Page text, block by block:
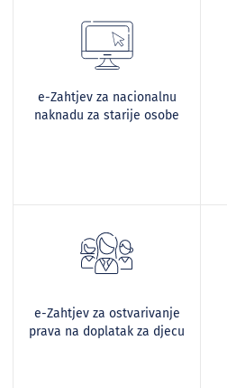
e-Zahtjev za nacionalnu
naknadu za starije osobe
e-Zahtjev za ostvarivanje
prava na doplatak za djecu